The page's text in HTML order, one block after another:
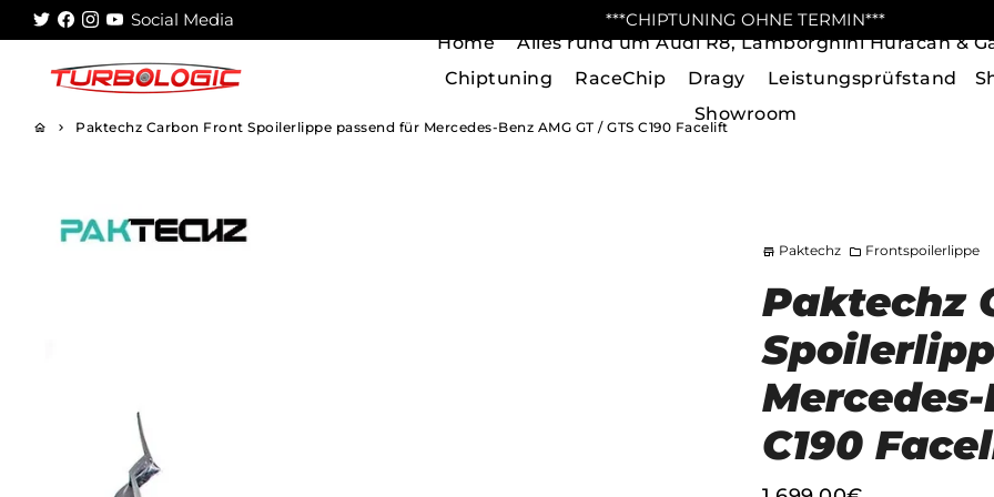
Direkt
zum
Social Media ***CHIPTUNING OHNE TERMIN***
Home
Alles rund um Audi R8, Lamborghini Huracan &
Chiptuning
RaceChip Dragy Leistungsprüfstand
Showroom
home keyboard_arrow_right Paktechz Carbon Front Spoilerlippe passend für Mercedes-Benz AMG GT / GTS C190 Facelift
store Paktechz folder Frontspoilerlippe
Paktechz
Mercedes-
C190